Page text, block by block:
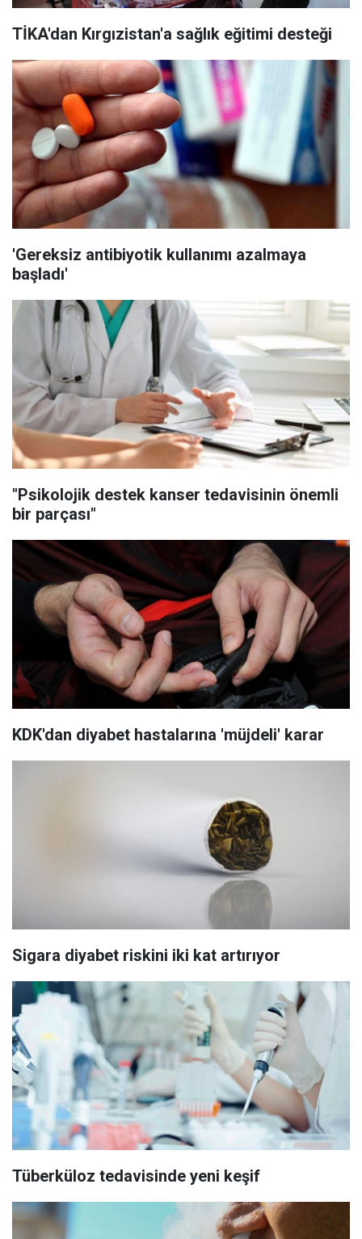
TİKA'dan Kırgızistan'a sağlık eğitimi desteği
'Gereksiz antibiyotik kullanımı azalmaya
başladı'
"Psikolojik destek kanser tedavisinin önemli
bir parçası"
KDK'dan diyabet hastalarına 'müjdeli' karar
Sigara diyabet riskini iki kat artırıyor
Tüberküloz tedavisinde yeni keşif